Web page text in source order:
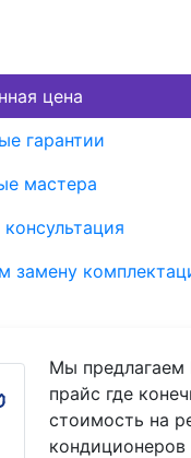
цена
гарантии
мастера
замену
Мы предлагаем
прайс где
стоимость на
кондиционеров